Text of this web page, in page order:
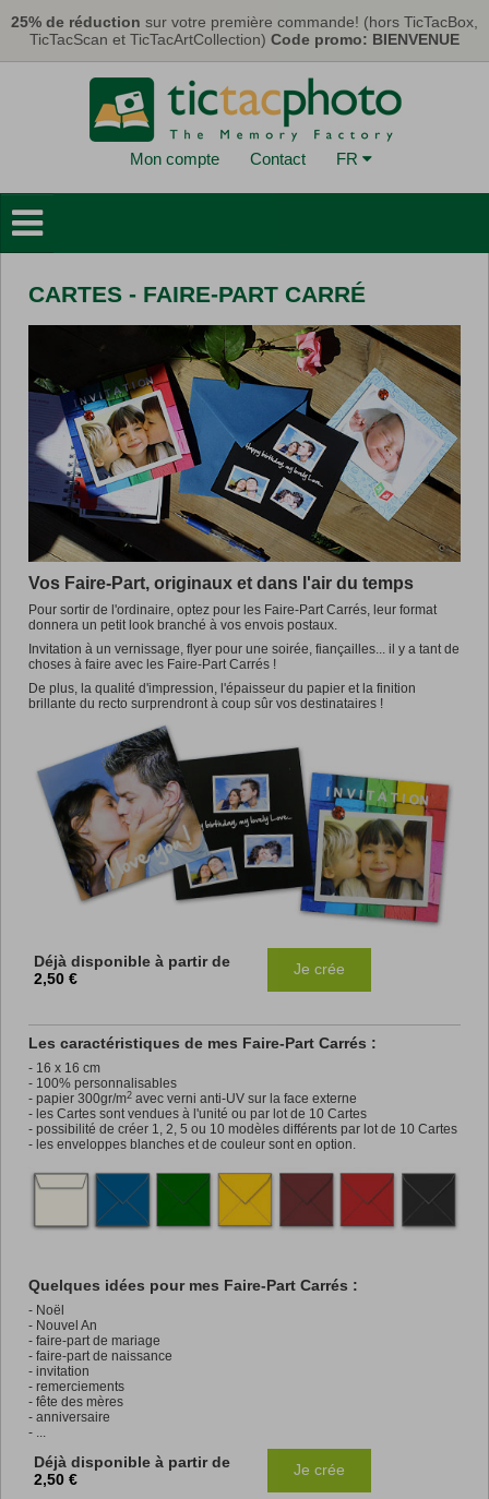
25% de réduction sur votre première commande! (hors TicTacBox,
TicTacScan et TicTacArtCollection) Code promo: BIENVENUE
Mon compte Contact FR
Déco Murales
Cartes & Calendriers
Cadeaux
TicTacBox
Eco
Promotions
CARTES - FAIRE-PART CARRÉ
Vos Faire-Part, originaux et dans l'air du temps
Pour sortir de l'ordinaire, optez pour les Faire-Part Carrés, leur format
donnera un petit look branché à vos envois postaux.
Invitation à un vernissage, flyer pour une soirée, fiançailles... il y a tant de
choses à faire avec les Faire-Part Carrés !
De plus, la qualité d'impression, l'épaisseur du papier et la finition
brillante du recto surprendront à coup sûr vos destinataires !
Déjà disponible à partir de
2,50 €
Je crée
Les caractéristiques de mes Faire-Part Carrés :
- 16 x 16 cm
- 100% personnalisables
- papier 300gr/m2 avec verni anti-UV sur la face externe
- les Cartes sont vendues à l'unité ou par lot de 10 Cartes
- possibilité de créer 1, 2, 5 ou 10 modèles différents par lot de 10 Cartes
- les enveloppes blanches et de couleur sont en option.
Quelques idées pour mes Faire-Part Carrés :
- Noël
- Nouvel An
- faire-part de mariage
- faire-part de naissance
- invitation
- remerciements
- fête des mères
- anniversaire
- ...
Déjà disponible à partir de
2,50 €
Je crée